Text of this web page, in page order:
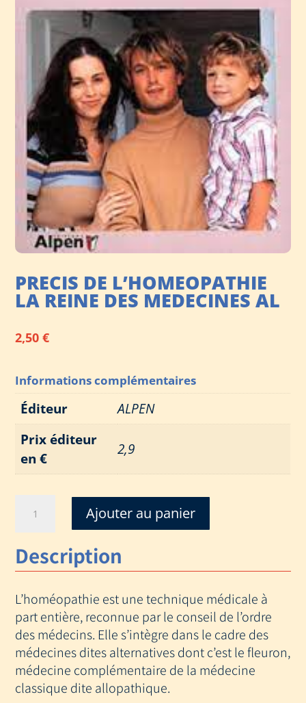
PRECIS DE L’HOMEOPATHIE
LA REINE DES MEDECINES AL
2,50€
Informations complémentaires
Éditeur
ALPEN
Prix éditeur
en €
2,9
PRECIS
DE
L'HOMEOPATHIE
REINE
DES
MEDECINES
AL
Ajouter au panier
Description
L’homéopathie est une technique médicale à
part entière, reconnue par le conseil de l’ordre
des médecins. Elle s’intègre dans le cadre des
médecines dites alternatives dont c’est le fleuron,
médecine complémentaire de la médecine
classique dite allopathique.